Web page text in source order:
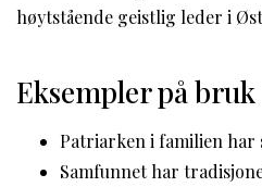
høytstående geistlig leder i
Eksempler på bruk
Patriarken i familien har
Samfunnet har